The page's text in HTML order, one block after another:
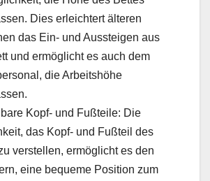
Dies erleichtert älteren
das Ein- und Aussteigen aus
und ermöglicht es auch dem
die Arbeitshöhe
Kopf- und Fußteile: Die
das Kopf- und Fußteil des
verstellen, ermöglicht es den
eine bequeme Position zum